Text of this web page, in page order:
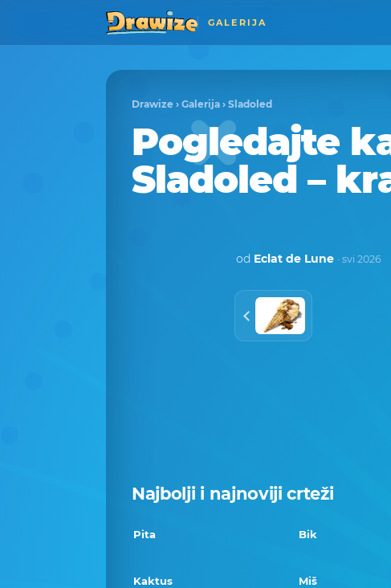
GALERIJA
Drawize › Galerija › Sladoled
Pogledajte
Sladoled –
od Eclat de Lune · svi 2026
Najbolji i najnoviji crteži
Pita Bik
Kaktus Miš